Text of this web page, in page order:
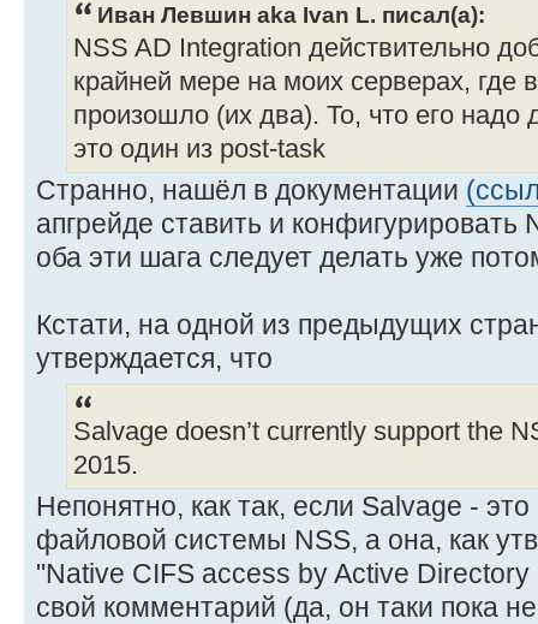
Иван Левшин aka Ivan L. писал(а):
NSS AD Integration действительно
крайней мере на моих серверах, где
произошло (их два). То, что его надо
это один из post-task
Странно, нашёл в документации
апгрейде ставить и конфигурировать
оба эти шага следует делать уже
Кстати, на одной из предыдущих
утверждается, что
Salvage doesn’t currently support the
2015.
Непонятно, как так, если Salvage -
файловой системы NSS, а она, как
"Native CIFS access by Active
свой комментарий (да, он таки пока